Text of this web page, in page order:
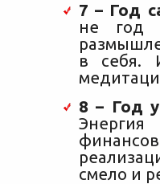
7 – Год
не год
в себя.
8 – Год
смело и